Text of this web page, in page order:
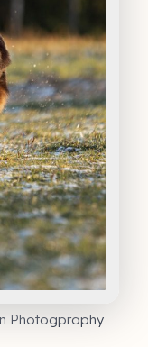
Photogpraphy